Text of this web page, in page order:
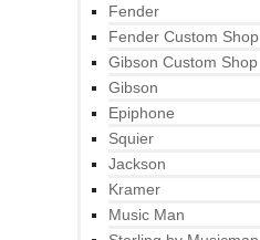
Fender
Fender Custom Shop
Gibson Custom Shop
Gibson
Epiphone
Squier
Jackson
Kramer
Music Man